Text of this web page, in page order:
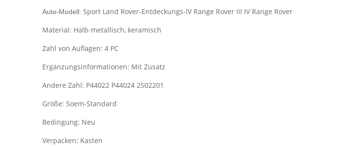
Auto-Modell: Sport Land Rover-Entdeckungs-IV Range Rover III IV Range Rover
Material: Halb-metallisch, keramisch
Zahl von Auflagen: 4 PC
Ergänzungsinformationen: Mit Zusatz
Andere Zahl: P44022 P44024 2502201
Größe: Soem-Standard
Bedingung: Neu
Verpacken: Kasten